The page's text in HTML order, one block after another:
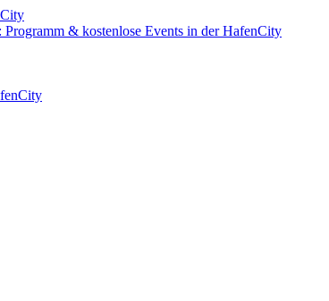
& kostenlose Events in der HafenCity